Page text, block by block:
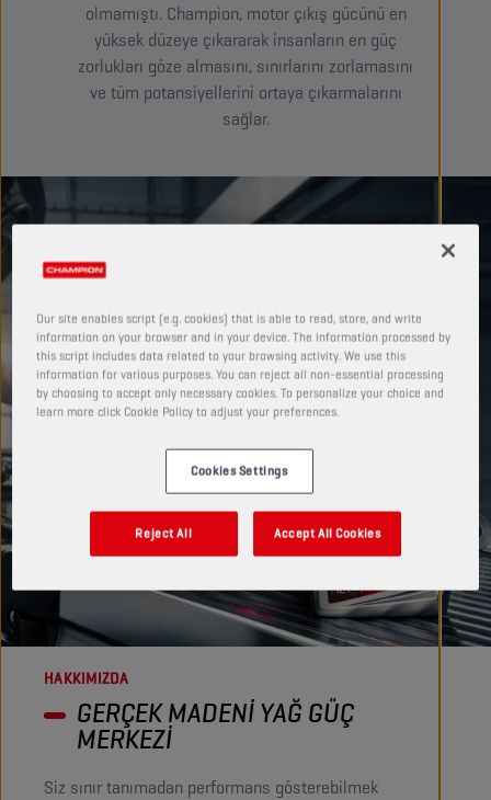
olmamıştı. Champion, motor çıkış gücünü en
yüksek düzeye çıkararak insanların en güç
zorlukları göze almasını, sınırlarını zorlamasını
ve tüm potansiyellerini ortaya çıkarmalarını
sağlar.
HAKKIMIZDA
GERÇEK MADENİ YAĞ GÜÇ
MERKEZİ
Siz sınır tanımadan performans gösterebilmek
Our site enables script (e.g. cookies) that is able to read, store, and write
information on your browser and in your device. The information processed by
this script includes data related to your browsing activity. We use this
information for various purposes. You can reject all non-essential processing
by choosing to accept only necessary cookies. To personalize your choice and
learn more click Cookie Policy to adjust your preferences.
Cookies Settings
Reject All Accept All Cookies